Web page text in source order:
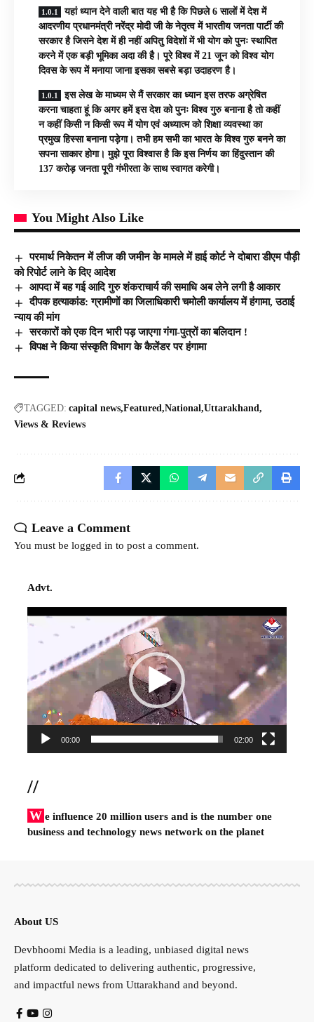
यहां ध्यान देने वाली बात यह भी है कि पिछले 6 सालों में देश में
आदरणीय प्रधानमंत्री नरेंद्र मोदी जी के नेतृत्व में भारतीय जनता पार्टी की
सरकार है जिसने देश में ही नहीं अपितु विदेशों में भी योग को पुनः स्थापित
करने में एक बड़ी भूमिका अदा की है। पूरे विश्व में 21 जून को विश्व योग
दिवस के रूप में मनाया जाना इसका सबसे बड़ा उदाहरण है।
इस लेख के माध्यम से मैं सरकार का ध्यान इस तरफ अग्रेषित
करना चाहता हूं कि अगर हमें इस देश को पुनः विश्व गुरु बनाना है तो कहीं
न कहीं किसी न किसी रूप में योग एवं अध्यात्म को शिक्षा व्यवस्था का
प्रमुख हिस्सा बनाना पड़ेगा। तभी हम सभी का भारत के विश्व गुरु बनने का
सपना साकार होगा। मुझे पूरा विश्वास है कि इस निर्णय का हिंदुस्तान की
137 करोड़ जनता पूरी गंभीरता के साथ स्वागत करेगी।
You Might Also Like
परमार्थ निकेतन में लीज की जमीन के मामले में हाई कोर्ट ने दोबारा डीएम पौड़ी
को रिपोर्ट लाने के दिए आदेश
आपदा में बह गई आदि गुरु शंकराचार्य की समाधि अब लेने लगी है आकार
दीपक हत्याकांड: ग्रामीणों का जिलाधिकारी चमोली कार्यालय में हंगामा, उठाई
न्याय की मांग
सरकारों को एक दिन भारी पड़ जाएगा गंगा-पुत्रों का बलिदान !
विपक्ष ने किया संस्कृति विभाग के कैलेंडर पर हंगामा
TAGGED: capital news Featured National Uttarakhand
Views & Reviews
Leave a Comment
You must be logged in to post a comment.
Advt.
Video
00:00 02:00
//
W e influence 20 million users and is the number one
business and technology news network on the planet
About US
Devbhoomi Media is a leading, unbiased digital news
platform dedicated to delivering authentic, progressive,
and impactful news from Uttarakhand and beyond.